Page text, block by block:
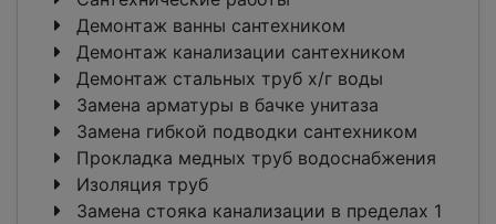
Демонтаж ванны сантехником
Демонтаж канализации сантехником
Демонтаж стальных труб х/г воды
Замена арматуры в бачке унитаза
Замена гибкой подводки сантехником
Прокладка медных труб водоснабжения
Изоляция труб
Замена стояка канализации в пределах 1